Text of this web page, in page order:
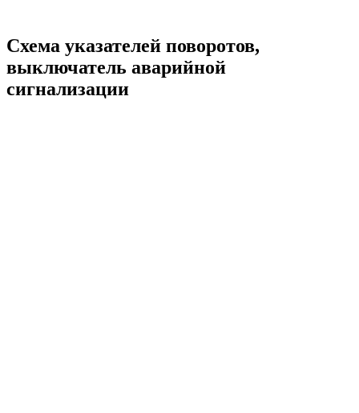
Схема указателей поворотов,
выключатель аварийной
сигнализации